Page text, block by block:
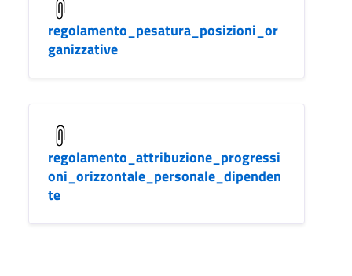
regolamento_pesatura_posizioni_or
ganizzative
regolamento_attribuzione_progressi
oni_orizzontale_personale_dipenden
te